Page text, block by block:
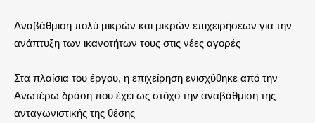
Αναβάθμιση πολύ μικρών και μικρών επιχειρήσεων για την
ανάπτυξη των ικανοτήτων τους στις νέες αγορές
Στα πλαίσια του έργου, η επιχείρηση ενισχύθηκε από την
Ανωτέρω δράση που έχει ως στόχο την αναβάθμιση της
ανταγωνιστικής της θέσης